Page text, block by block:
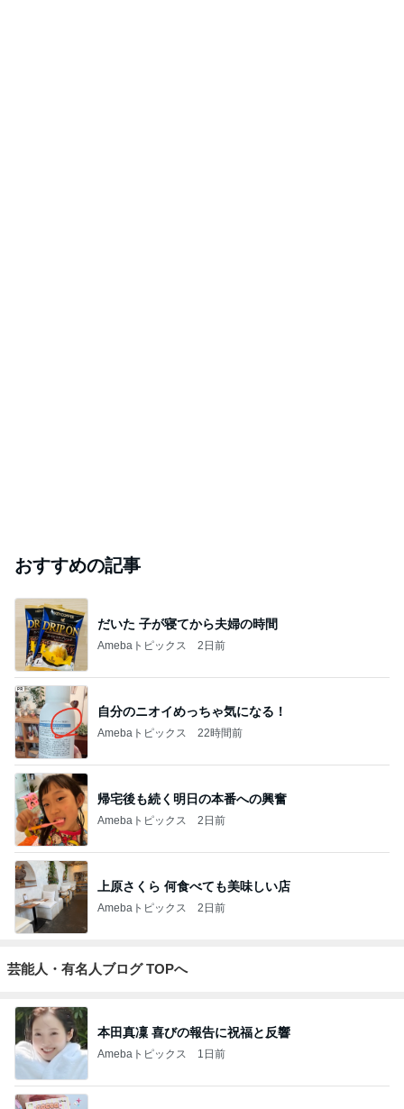
おすすめの記事
だいた 子が寝てから夫婦の時間
Amebaトピックス 2日前
自分のニオイめっちゃ気になる！
Amebaトピックス 22時間前
帰宅後も続く明日の本番への興奮
Amebaトピックス 2日前
上原さくら 何食べても美味しい店
Amebaトピックス 2日前
芸能人・有名人ブログ TOPへ
本田真凜 喜びの報告に祝福と反響
Amebaトピックス 1日前